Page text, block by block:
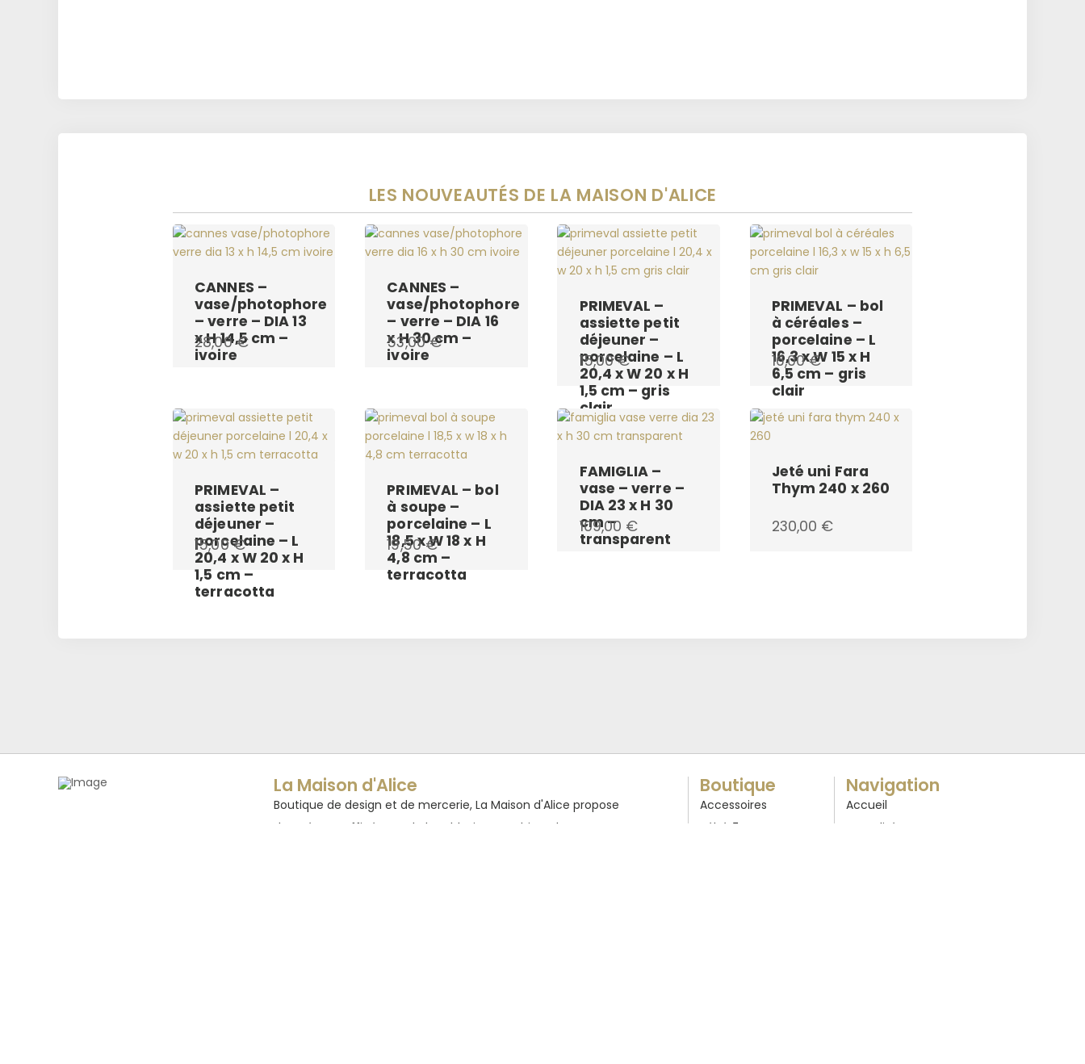
LES NOUVEAUTÉS DE LA MAISON D'ALICE
CANNES –
vase/photophore
– verre – DIA 13
x H 14,5 cm –
ivoire
28,00€
CANNES –
vase/photophore
– verre – DIA 16
x H 30 cm –
ivoire
53,00€
PRIMEVAL –
assiette petit
déjeuner –
porcelaine – L
20,4 x W 20 x H
1,5 cm – gris
clair
15,00€
PRIMEVAL – bol
à céréales –
porcelaine – L
16,3 x W 15 x H
6,5 cm – gris
clair
16,00€
PRIMEVAL –
assiette petit
déjeuner –
porcelaine – L
20,4 x W 20 x H
1,5 cm –
terracotta
15,00€
PRIMEVAL – bol
à soupe –
porcelaine – L
18,5 x W 18 x H
4,8 cm –
terracotta
19,50€
FAMIGLIA –
vase – verre –
DIA 23 x H 30
cm –
transparent
109,00 €
Jeté uni Fara
Thym 240 x 260
230,00 €
La Maison d'Alice
Boutique de design et de mercerie, La Maison d'Alice propose
des trésors raffinés. Art de la table, jouets, objets de
Boutique
Accessoires
Bébé
Navigation
Accueil
Actualités